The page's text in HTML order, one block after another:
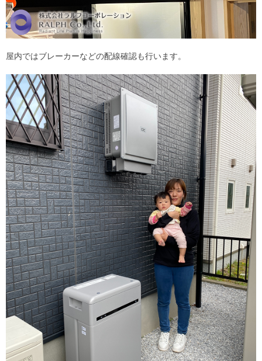
屋内ではブレーカーなどの配線確認も行います。